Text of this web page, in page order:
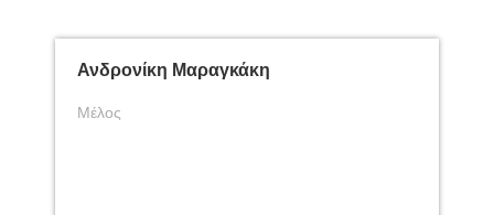
Ανδρονίκη Μαραγκάκη
Μέλος